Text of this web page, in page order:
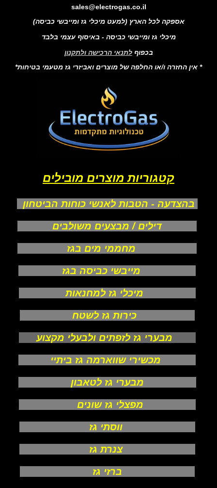
sales@electrogas.co.il
אספקה לכל הארץ (למעט מיכלי גז ומייבשי כביסה)
מיכלי גז ומייבשי כביסה - באיסוף עצמי בלבד
בכפוף לתנאי הרכישה ולתקנון
* אין החזרה ו/או החלפה של מוצרים ואביזרי גז מטעמי בטיחות*
קטגוריות מוצרים מובילים
בהצדעה - הטבות לאנשי כוחות הביטחון
דילים / מבצעים משולבים
מחממי מים בגז
מייבשי כביסה בגז
מיכלי גז למחנאות
כירות גז לשטח
מבערי גז לזפתים ולבעלי מקצוע
מכשירי שווארמה גז ביתיי
מבערי גז לטאבון
מפצלי גז שונים
ווסתי גז
צנרת גז
ברזי גז